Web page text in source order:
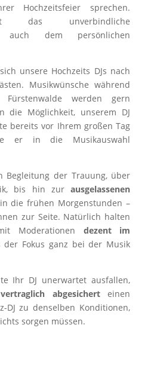
Hochzeitsfeier sprechen.
das unverbindliche
auch dem persönlichen
unsere Hochzeits DJs nach
Musikwünsche während
werden gern
die Möglichkeit, unserem DJ
bereits vor Ihrem großen Tag
er in die Musikauswahl
Begleitung der Trauung, über
bis hin zurausgelassenen
die frühen Morgenstunden –
zur Seite. Natürlich halten
Moderationen dezent im
der Fokus ganz bei der Musik
Ihr DJ unerwartet ausfallen,
vertraglich abgesicherteinen
DJ zu denselben Konditionen,
sorgen müssen.